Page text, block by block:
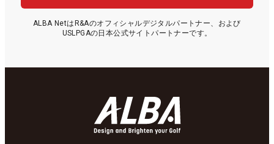
ALBA NetはR&Aのオフィシャルデジタルパートナー、および
USLPGAの日本公式サイトパートナーです。